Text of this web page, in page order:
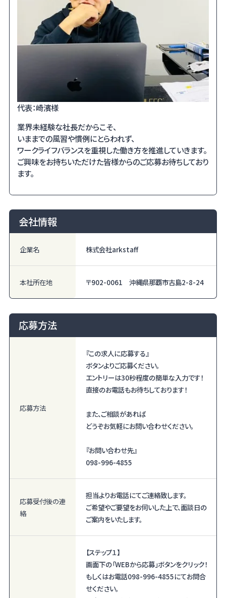
代表：崎濱様
業界未経験な社長だからこそ、
いままでの風習や慣例にとらわれず、
ワークライフバランスを重視した働き方を推進していきます。
ご興味をお持ちいただけた皆様からのご応募お待ちしており
ます。
会社情報
企業名 株式会社arkstaff
本社所在地 〒902-0061 沖縄県那覇市古島2-8-24
応募方法
応募方法
『この求人に応募する』
ボタンよりご応募ください。
エントリーは30秒程度の簡単な入力です！
直接のお電話もお待ちしております！
また、ご相談があれば
どうぞお気軽にお問い合わせください。
『お問い合わせ先』
098-996-4855
応募受付後の連
絡
担当よりお電話にてご連絡致します。
ご希望やご要望をお伺いした上で、面談日の
ご案内をいたします。
【ステップ１】
画面下の「WEBから応募」ボタンをクリック！
もしくはお電話098-996-4855にてお問合
せください。